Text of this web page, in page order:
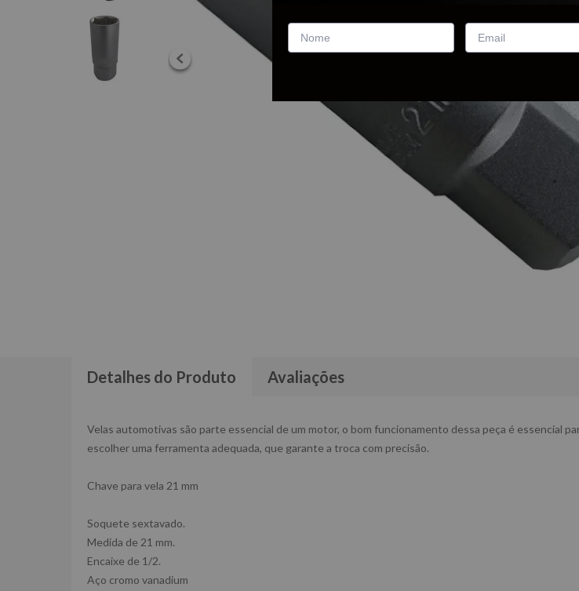
Detalhes do Produto Avaliações
Velas automotivas são parte essencial de um motor, o bom funcionamento dessa peça é essencial
escolher uma ferramenta adequada, que garante a troca com precisão.
Chave para vela 21 mm
Soquete sextavado.
Medida de 21 mm.
Encaixe de 1/2.
Aço cromo vanadium